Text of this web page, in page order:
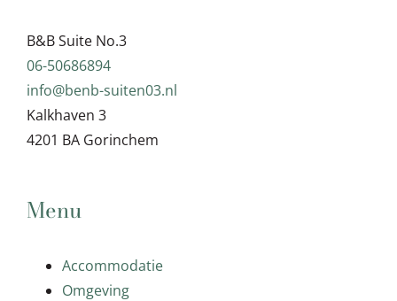
B&B Suite No.3
06-50686894
info@benb-suiten03.nl
Kalkhaven 3
4201 BA Gorinchem
Menu
Accommodatie
Omgeving